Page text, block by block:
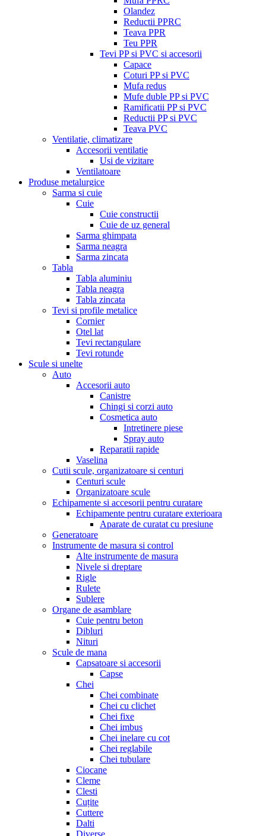
Olandez
Reductii PPRC
Teava PPR
Teu PPR
Tevi PP si PVC si accesorii
Capace
Coturi PP si PVC
Mufa redus
Mufe duble PP si PVC
Ramificatii PP si PVC
Reductii PP si PVC
Teava PVC
Ventilatie, climatizare
Accesorii ventilatie
Usi de vizitare
Ventilatoare
Produse metalurgice
Sarma si cuie
Cuie
Cuie constructii
Cuie de uz general
Sarma ghimpata
Sarma neagra
Sarma zincata
Tabla
Tabla aluminiu
Tabla neagra
Tabla zincata
Tevi si profile metalice
Cornier
Otel lat
Tevi rectangulare
Tevi rotunde
Scule si unelte
Auto
Accesorii auto
Canistre
Chingi si corzi auto
Cosmetica auto
Intretinere piese
Spray auto
Reparatii rapide
Vaselina
Cutii scule, organizatoare si centuri
Centuri scule
Organizatoare scule
Echipamente si accesorii pentru curatare
Echipamente pentru curatare exterioara
Aparate de curatat cu presiune
Generatoare
Instrumente de masura si control
Alte instrumente de masura
Nivele si dreptare
Rigle
Rulete
Sublere
Organe de asamblare
Cuie pentru beton
Dibluri
Nituri
Scule de mana
Capsatoare si accesorii
Capse
Chei
Chei combinate
Chei cu clichet
Chei fixe
Chei imbus
Chei inelare cu cot
Chei reglabile
Chei tubulare
Ciocane
Cleme
Clesti
Cuțite
Cuttere
Dalti
Diverse